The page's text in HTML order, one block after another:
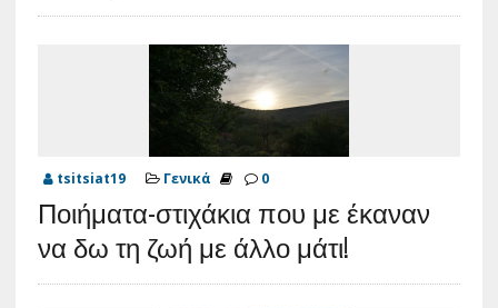
tsitsiat19 Γενικά 0
Ποιήματα-στιχάκια που με έκαναν
να δω τη ζωή με άλλο μάτι!